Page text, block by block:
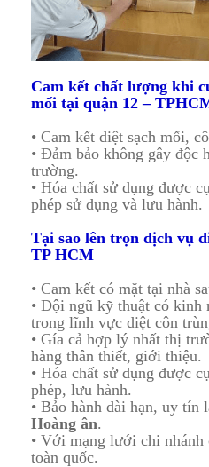
Cam kết chất lượng khi
mối tại quận 12 –
• Cam kết diệt sạch mối,
• Đảm bảo không gây độc
trường.
• Hóa chất sử dụng được
phép sử dụng và lưu hành.
Tại sao lên trọn dịch vụ
TP HCM
• Cam kết có mặt tại nhà
• Đội ngũ kỹ thuật có kinh
trong lĩnh vực diệt côn
• Gía cả hợp lý nhất thị
hàng thân thiết, giới thiệu.
• Hóa chất sử dụng được
phép, lưu hành.
• Bảo hành dài hạn, uy tín
Hoàng ân.
• Với mạng lưới chi nhánh
toàn quốc.